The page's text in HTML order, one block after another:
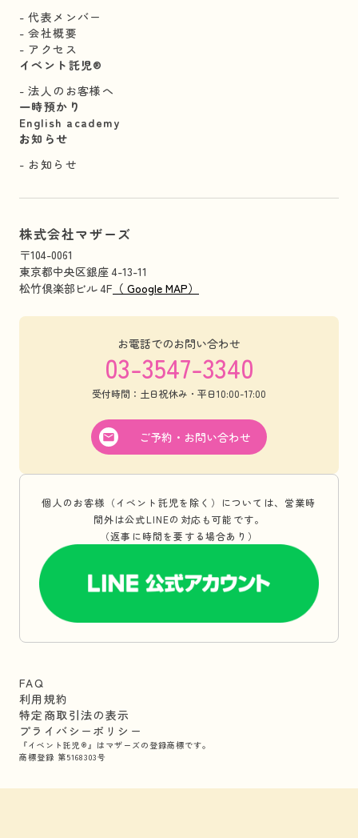
代表メンバー
会社概要
アクセス
イベント託児®︎
法人のお客様へ
一時預かり
English academy
お知らせ
お知らせ
株式会社マザーズ
〒104-0061
東京都中央区銀座 4-13-11
松竹倶楽部ビル 4F （ Google MAP）
お電話でのお問い合わせ
03-3547-3340
受付時間：土日祝休み・平日10:00-17:00
ご予約・お問い合わせ
個人のお客様（イベント託児を除く）については、営業時
間外は公式LINEの対応も可能です。
（返事に時間を要する場合あり）
FAQ
利用規約
特定商取引法の表示
プライバシーポリシー
『イベント託児®』はマザーズの登録商標です。
商標登録 第5168303号